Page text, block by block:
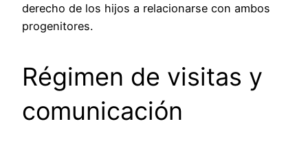
derecho de los hijos a relacionarse con ambos
progenitores.
Régimen de visitas y
comunicación